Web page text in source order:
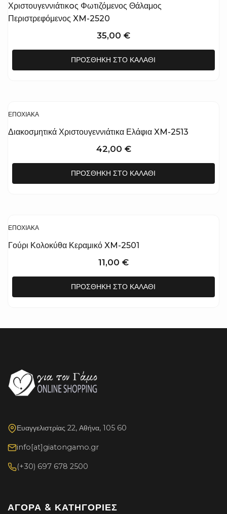
Χριστουγεννιάτικoς Φωτιζόμενος Θάλαμος
Περιστρεφόμενος XM-2520
35,00 €
ΠΡΟΣΘΉΚΗ ΣΤΟ ΚΑΛΆΘΙ
ΕΠΟΧΙΑΚΆ
Διακοσμητικά Χριστουγεννιάτικα Ελάφια XM-2513
42,00 €
ΠΡΟΣΘΉΚΗ ΣΤΟ ΚΑΛΆΘΙ
ΕΠΟΧΙΑΚΆ
Γούρι Κολοκύθα Κεραμικό XM-2501
11,00 €
ΠΡΟΣΘΉΚΗ ΣΤΟ ΚΑΛΆΘΙ
Ευαγγελιστρίας 22, Αθήνα, 105 60
info[at]giatongamo.gr
(+30) 697 678 2500
ΑΓΟΡΆ & ΚΑΤΗΓΟΡΊΕΣ